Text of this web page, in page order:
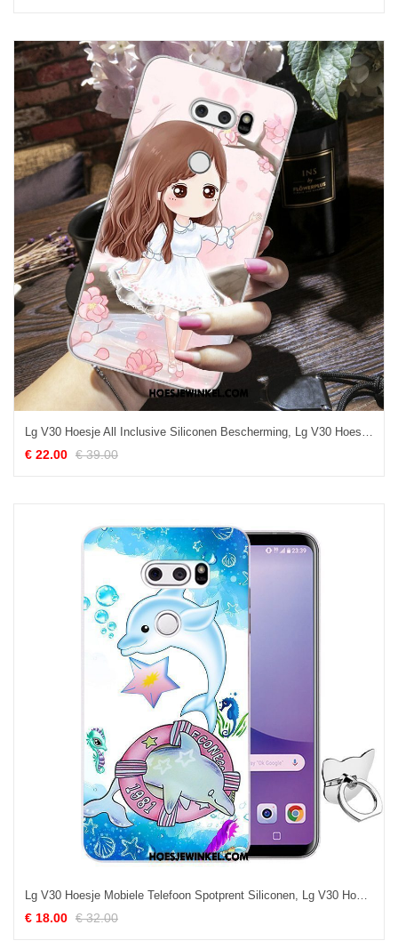
Lg V30 Hoesje All Inclusive Siliconen Bescherming, Lg V30 Hoesje Spotprent Hoes
€ 22.00 € 39.00
Lg V30 Hoesje Mobiele Telefoon Spotprent Siliconen, Lg V30 Hoesje Bescherming Blauw
€ 18.00 € 32.00